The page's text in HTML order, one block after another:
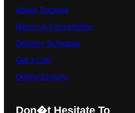
About Tracking
Return & Cancelletion
Delivery Schedule
Get a Call
Online Enquiry
Don�t Hesitate To